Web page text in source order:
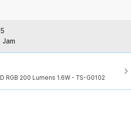
Jam
RGB 200 Lumens 1.6W - TS-G0102